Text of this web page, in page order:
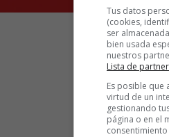
Tus datos
(cookies,
ser
bien usada
nuestros
Lista de
Es posible que
virtud de un
gestionando
página o en el